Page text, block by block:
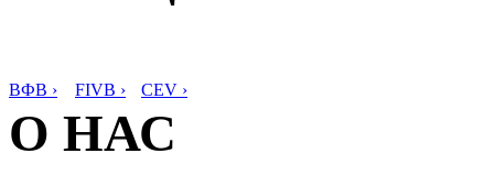
ВФВ › FIVB › CEV ›
О НАС